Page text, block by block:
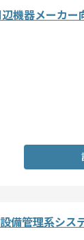
機器メーカ
備管理系シス